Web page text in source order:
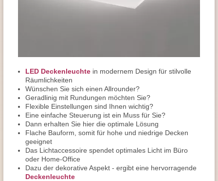
LED Deckenleuchte in modernem Design für stilvolle
Räumlichkeiten
Wünschen Sie sich einen Allrounder?
Geradlinig mit Rundungen möchten Sie?
Flexible Einstellungen sind Ihnen wichtig?
Eine einfache Steuerung ist ein Muss für Sie?
Dann erhalten Sie hier die optimale Lösung
Flache Bauform, somit für hohe und niedrige Decken
geeignet
Das Lichtaccessoire spendet optimales Licht im Büro
oder Home-Office
Dazu der dekorative Aspekt - ergibt eine hervorragende
Deckenleuchte